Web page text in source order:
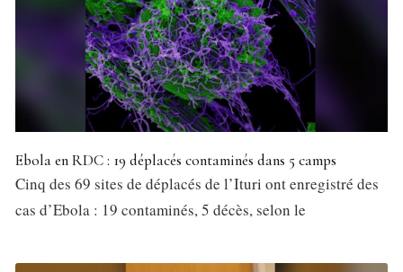
Ebola en RDC : 19 déplacés contaminés dans 5 camps
Cinq des 69 sites de déplacés de l’Ituri ont enregistré des
cas d’Ebola : 19 contaminés, 5 décès, selon le